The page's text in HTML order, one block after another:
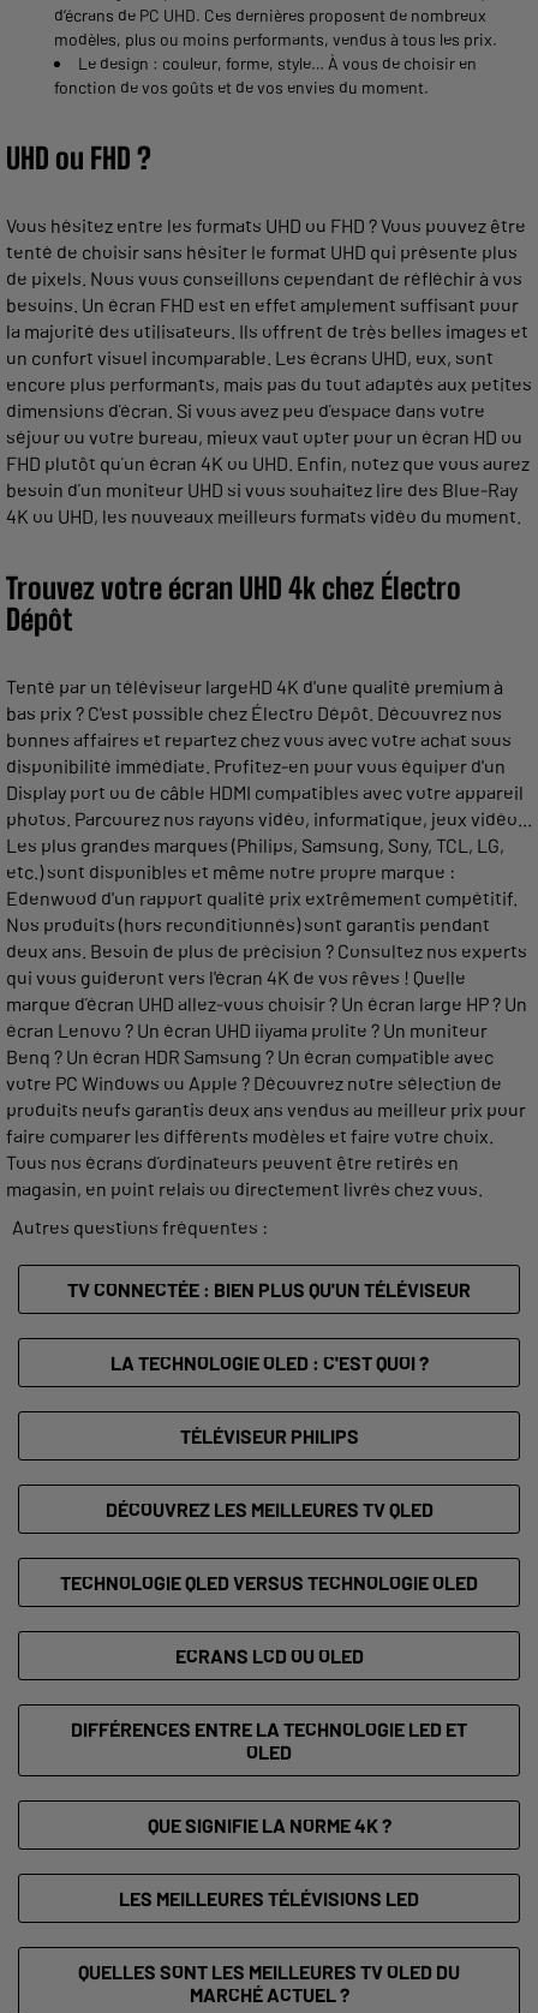
d’écrans de PC UHD. Ces dernières proposent de nombreux
modèles, plus ou moins performants, vendus à tous les prix.
Le design : couleur, forme, style… À vous de choisir en
fonction de vos goûts et de vos envies du moment.
UHD ou FHD ?
Vous hésitez entre les formats UHD ou FHD ? Vous pouvez être
tenté de choisir sans hésiter le format UHD qui présente plus
de pixels. Nous vous conseillons cependant de réfléchir à vos
besoins. Un écran FHD est en effet amplement suffisant pour
la majorité des utilisateurs. Ils offrent de très belles images et
un confort visuel incomparable. Les écrans UHD, eux, sont
encore plus performants, mais pas du tout adaptés aux petites
dimensions d’écran. Si vous avez peu d’espace dans votre
séjour ou votre bureau, mieux vaut opter pour un écran HD ou
FHD plutôt qu’un écran 4K ou UHD. Enfin, notez que vous aurez
besoin d’un moniteur UHD si vous souhaitez lire des Blue-Ray
4K ou UHD, les nouveaux meilleurs formats vidéo du moment.
Trouvez votre écran UHD 4k chez Électro
Dépôt
Tenté par un téléviseur largeHD 4K d'une qualité premium à
bas prix ? C'est possible chez Électro Dépôt. Découvrez nos
bonnes affaires et repartez chez vous avec votre achat sous
disponibilité immédiate. Profitez-en pour vous équiper d'un
Display port ou de câble HDMI compatibles avec votre appareil
photos. Parcourez nos rayons vidéo, informatique, jeux vidéo...
Les plus grandes marques (Philips, Samsung, Sony, TCL, LG,
etc.) sont disponibles et même notre propre marque :
Edenwood d'un rapport qualité prix extrêmement compétitif.
Nos produits (hors reconditionnés) sont garantis pendant
deux ans. Besoin de plus de précision ? Consultez nos experts
qui vous guideront vers l'écran 4K de vos rêves ! Quelle
marque d’écran UHD allez-vous choisir ? Un écran large HP ? Un
écran Lenovo ? Un écran UHD iiyama prolite ? Un moniteur
Benq ? Un écran HDR Samsung ? Un écran compatible avec
votre PC Windows ou Apple ? Découvrez notre sélection de
produits neufs garantis deux ans vendus au meilleur prix pour
faire comparer les différents modèles et faire votre choix.
Tous nos écrans d’ordinateurs peuvent être retirés en
magasin, en point relais ou directement livrés chez vous.
Autres questions fréquentes :
TV CONNECTÉE : BIEN PLUS QU'UN TÉLÉVISEUR
LA TECHNOLOGIE OLED : C'EST QUOI ?
TÉLÉVISEUR PHILIPS
DÉCOUVREZ LES MEILLEURES TV QLED
TECHNOLOGIE QLED VERSUS TECHNOLOGIE OLED
ECRANS LCD OU OLED
DIFFÉRENCES ENTRE LA TECHNOLOGIE LED ET
OLED
QUE SIGNIFIE LA NORME 4K ?
LES MEILLEURES TÉLÉVISIONS LED
QUELLES SONT LES MEILLEURES TV OLED DU
MARCHÉ ACTUEL ?